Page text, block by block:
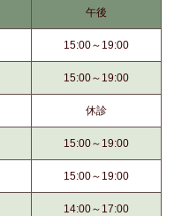
午後
15:00～19:00
15:00～19:00
休診
15:00～19:00
15:00～19:00
14:00～17:00